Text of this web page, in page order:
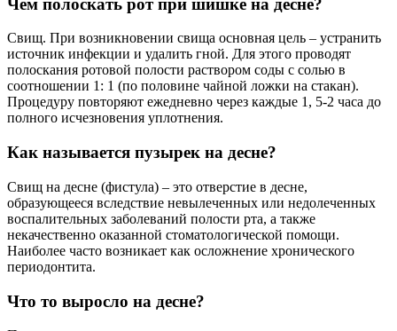
Чем полоскать рот при шишке на десне?
Свищ. При возникновении свища основная цель – устранить
источник инфекции и удалить гной. Для этого проводят
полоскания ротовой полости раствором соды с солью в
соотношении 1: 1 (по половине чайной ложки на стакан).
Процедуру повторяют ежедневно через каждые 1, 5-2 часа до
полного исчезновения уплотнения.
Как называется пузырек на десне?
Свищ на десне (фистула) – это отверстие в десне,
образующееся вследствие невылеченных или недолеченных
воспалительных заболеваний полости рта, а также
некачественно оказанной стоматологической помощи.
Наиболее часто возникает как осложнение хронического
периодонтита.
Что то выросло на десне?